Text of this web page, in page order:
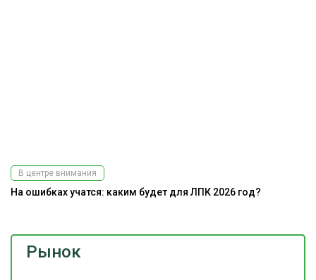
Рынок
В центре внимания
На ошибках учатся: каким будет для ЛПК 2026 год?